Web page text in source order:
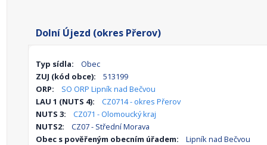
Dolní Újezd (okres Přerov)
Typ sídla:
Obec
ZUJ (kód obce):
513199
ORP:
SO ORP Lipník nad Bečvou
LAU 1 (NUTS 4):
CZ0714 - okres Přerov
NUTS 3:
CZ071 - Olomoucký kraj
NUTS2:
CZ07 - Střední Morava
Obec s pověřeným obecním úřadem:
Lipník nad Bečvou